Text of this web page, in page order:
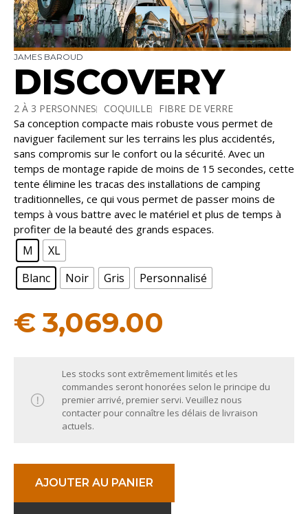
JAMES BAROUD
DISCOVERY
2 À 3 PERSONNES COQUILLE
FIBRE DE VERRE
LE PLUS RAPIDE
Sa conception compacte mais robuste vous permet de
naviguer facilement sur les terrains les plus accidentés,
sans compromis sur le confort ou la sécurité. Avec un
temps de montage rapide de moins de 15 secondes, cette
tente élimine les tracas des installations de camping
traditionnelles, ce qui vous permet de passer moins de
temps à vous battre avec le matériel et plus de temps à
profiter de la beauté des grands espaces.
M
XL
Blanc
Noir Gris Personnalisé
€ 3,069.00
Les stocks sont extrêmement limités et les
commandes seront honorées selon le principe du
premier arrivé, premier servi. Veuillez nous
contacter pour connaître les délais de livraison
actuels.
AJOUTER AU PANIER